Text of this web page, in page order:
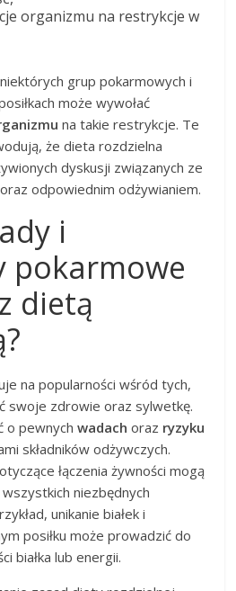
organizmu na restrykcje w
grup pokarmowych i
może wywołać
na takie restrykcje. Te
że dieta rozdzielna
dyskusji związanych ze
odpowiednim odżywianiem.
i
pokarmowe
dietą
na popularności wśród tych,
swoje zdrowie oraz sylwetkę.
o pewnychwadach oraz ryzyku
składników odżywczych.
łączenia żywności mogą
niezbędnych
unikanie białek i
posiłku może prowadzić do
białka lub energii.